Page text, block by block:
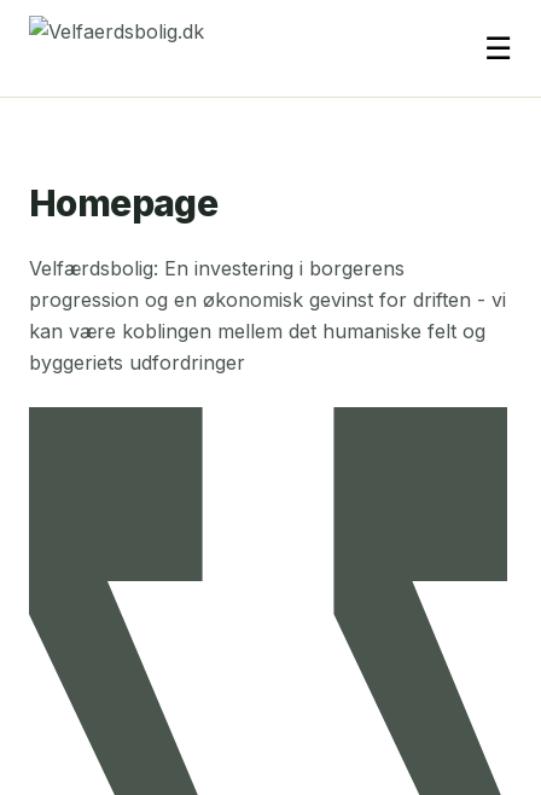
☰
Homepage
Velfærdsbolig: En investering i borgerens
progression og en økonomisk gevinst for driften - vi
kan være koblingen mellem det humaniske felt og
byggeriets udfordringer